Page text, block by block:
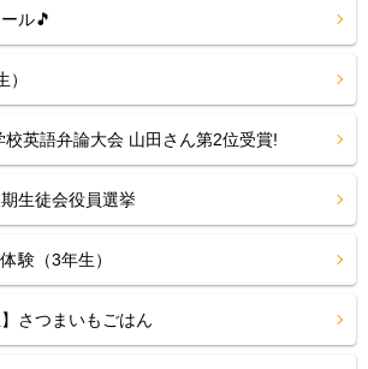
ル🎵
校英語弁論大会 山田さん第2位受賞!
生徒会役員選挙
験（3年生）
】さつまいもごはん